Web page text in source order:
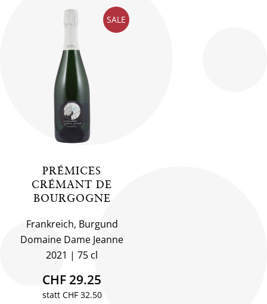
SALE
PRÉMICES
CRÉMANT DE
BOURGOGNE
Frankreich, Burgund
Domaine Dame Jeanne
2021
75 cl
CHF 29.25
statt CHF 32.50